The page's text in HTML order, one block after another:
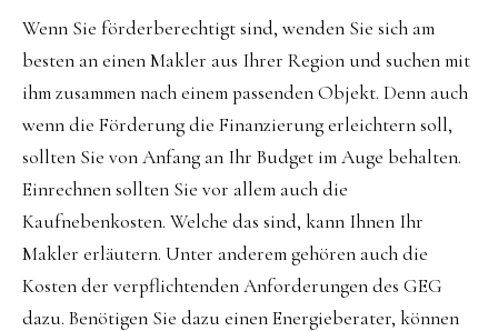
Wenn Sie förderberechtigt sind, wenden Sie sich am
besten an einen Makler aus Ihrer Region und suchen mit
ihm zusammen nach einem passenden Objekt. Denn auch
wenn die Förderung die Finanzierung erleichtern soll,
sollten Sie von Anfang an Ihr Budget im Auge behalten.
Einrechnen sollten Sie vor allem auch die
Kaufnebenkosten. Welche das sind, kann Ihnen Ihr
Makler erläutern. Unter anderem gehören auch die
Kosten der verpflichtenden Anforderungen des GEG
dazu. Benötigen Sie dazu einen Energieberater, können